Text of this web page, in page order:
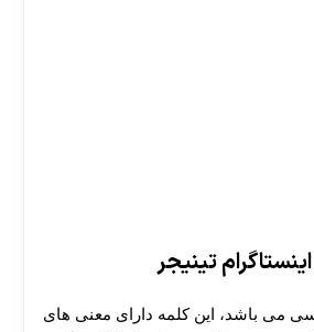
تینیجر
می باشد، این کلمه دارای معنی های